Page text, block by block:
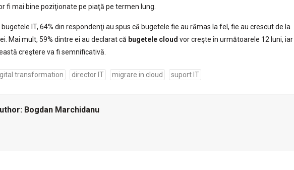
fi mai bine poziţionate pe piaţă pe termen lung.
bugetele IT, 64% din respondenţi au spus că bugetele fie au rămas la fel, fie au crescut de la
Mai mult, 59% dintre ei au declarat că bugetele cloud vor creşte în următoarele 12 luni, iar
creştere va fi semnificativă.
transformation director IT migrare in cloud suport IT
Bogdan Marchidanu